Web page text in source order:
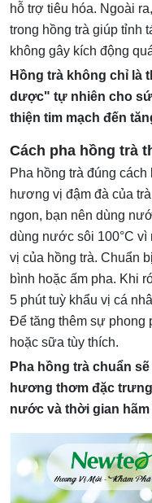
hỗ trợ tiêu hóa. Ngoài
trong hồng trà giúp tỉnh
không gây kích động
Hồng trà không chỉ là
dược" tự nhiên cho
thiện tim mạch đến
Cách pha hồng trà
Pha hồng trà đúng
hương vị đậm đà của
ngon, bạn nên dùng
dùng nước sôi 100°C vì
vị của hồng trà. Chuẩn
bình hoặc ấm pha. Khi
5 phút tuỳ khẩu vị cá
Để tăng thêm sự phong
hoặc sữa tùy thích.
Pha hồng trà chuẩn
hương thơm đặc
nước và thời gian hãm